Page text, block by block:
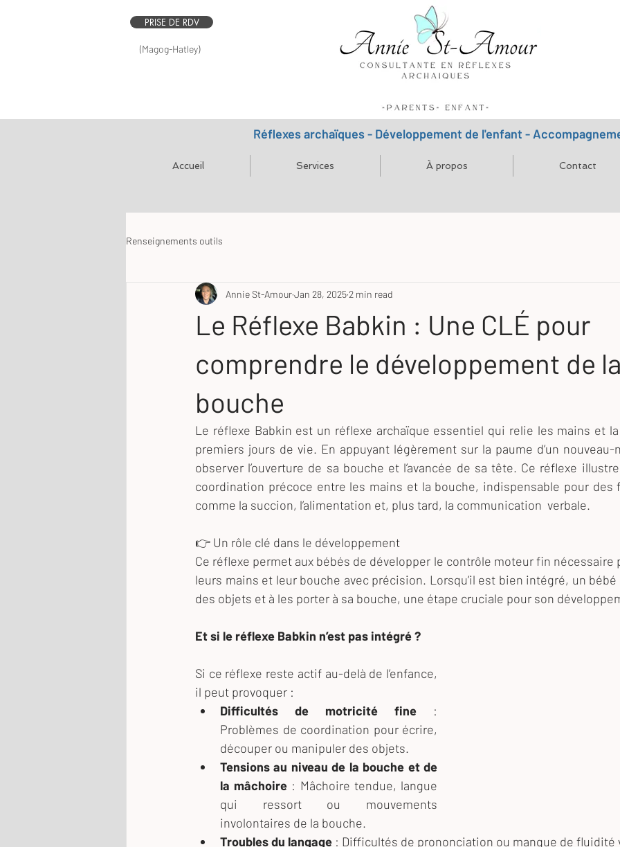
PRISE DE RDV
(Magog-Hatley)
Réflexes archaïques - Développement de l'enfant -
Accueil Services À propos Contact
Renseignements outils
Le Réflexe Babkin : Une CLÉ pour
comprendre le développement de la
bouche
Annie St-AmourJan 28, 2025 2 min read
Le réflexe Babkin est un réflexe archaïque essentiel qui relie les mains et
premiers jours de vie. En appuyant légèrement sur la paume d’un nouveau-
observer l’ouverture de sa bouche et l’avancée de sa tête. Ce réflexe
coordination précoce entre les mains et la bouche, indispensable pour des
comme la succion, l’alimentation et, plus tard, la communication  verbale.
👉 Un rôle clé dans le développement
Ce réflexe permet aux bébés de développer le contrôle moteur fin nécessaire
leurs mains et leur bouche avec précision. Lorsqu’il est bien intégré, un
des objets et à les porter à sa bouche, une étape cruciale pour son
Et si le réflexe Babkin n’est pas intégré ?
Si ce réflexe reste actif au-delà de l’enfance,
il peut provoquer :
Difficultés de motricité fine :
Problèmes de coordination pour écrire,
découper ou manipuler des objets.
Tensions au niveau de la bouche et de
la mâchoire : Mâchoire tendue, langue
qui ressort ou mouvements
involontaires de la bouche.
Troubles du langage : Difficultés de prononciation ou manque de fluidité